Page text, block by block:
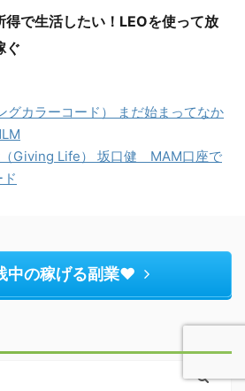
得で生活したい！LEOを使って放
ぐ
グカラーコード） まだ始まってなか
Giving Life） 坂口健 MAM口座で
中の稼げる副業♥︎